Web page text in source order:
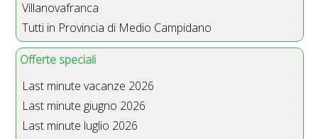
Villanovafranca
Tutti in Provincia di Medio Campidano
Offerte speciali
Last minute vacanze 2026
Last minute giugno 2026
Last minute luglio 2026